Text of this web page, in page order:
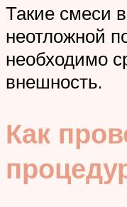
Такие смеси
неотложной
необходимо
внешность.
Как